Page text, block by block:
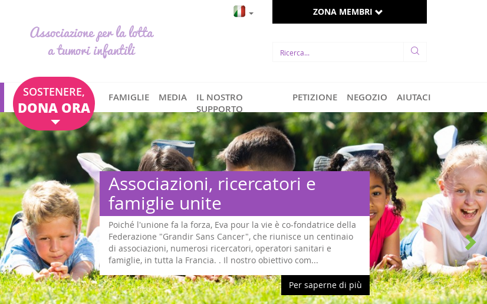
Associazione per la lotta
a tumori infantili
ZONA MEMBRI
SOSTENERE,
DONA ORA
FAMIGLIE MEDIA
IL NOSTRO
SUPPORTO
PETIZIONE NEGOZIO AIUTACI
Associazioni, ricercatori e
famiglie unite
Poiché l'unione fa la forza, Eva pour la vie è co-fondatrice della
Federazione "Grandir Sans Cancer", che riunisce un centinaio
di associazioni, numerosi ricercatori, operatori sanitari e
famiglie, in tutta la Francia. . Il nostro obiettivo com...
Per saperne di più